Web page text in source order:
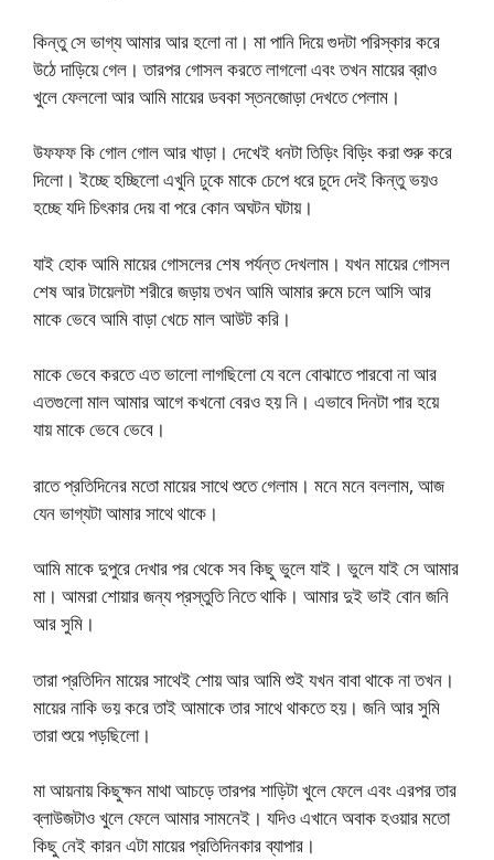
কিন্তু সে ভাগ্য আমার আর হলো না। মা পানি দিয়ে গুদটা পরিস্কার করে
উঠে দাড়িয়ে গেল। তারপর গোসল করতে লাগলো এবং তখন মায়ের ব্রাও
খুলে ফেললো আর আমি মায়ের ডবকা স্তনজোড়া দেখতে পেলাম।
উফফফ কি গোল গোল আর খাড়া। দেখেই ধনটা তিড়িং বিড়িং করা শুরু করে
দিলো। ইচ্ছে হচ্ছিলো এখুনি ঢুকে মাকে চেপে ধরে চুদে দেই কিন্তু ভয়ও
হচ্ছে যদি চিৎকার দেয় বা পরে কোন অঘটন ঘটায়।
যাই হোক আমি মায়ের গোসলের শেষ পর্যন্ত দেখলাম। যখন মায়ের গোসল
শেষ আর টায়েলটা শরীরে জড়ায় তখন আমি আমার রুমে চলে আসি আর
মাকে ভেবে আমি বাড়া খেচে মাল আউট করি।
মাকে ভেবে করতে এত ভালো লাগছিলো যে বলে বোঝাতে পারবো না আর
এতগুলো মাল আমার আগে কখনো বেরও হয় নি। এভাবে দিনটা পার হয়ে
যায় মাকে ভেবে ভেবে।
রাতে প্রতিদিনের মতো মায়ের সাথে শুতে গেলাম। মনে মনে বললাম, আজ
যেন ভাগ্যটা আমার সাথে থাকে।
আমি মাকে দুপুরে দেখার পর থেকে সব কিছু ভুলে যাই। ভুলে যাই সে আমার
মা। আমরা শোয়ার জন্য প্রস্তুতি নিতে থাকি। আমার দুই ভাই বোন জনি
আর সুমি।
তারা প্রতিদিন মায়ের সাথেই শোয় আর আমি শুই যখন বাবা থাকে না তখন।
মায়ের নাকি ভয় করে তাই আমাকে তার সাথে থাকতে হয়। জনি আর সুমি
তারা শুয়ে পড়ছিলো।
মা আয়নায় কিছুক্ষন মাথা আচড়ে তারপর শাড়িটা খুলে ফেলে এবং এরপর তার
ব্লাউজটাও খুলে ফেলে আমার সামনেই। যদিও এখানে অবাক হওয়ার মতো
কিছু নেই কারন এটা মায়ের প্রতিদিনকার ব্যাপার।